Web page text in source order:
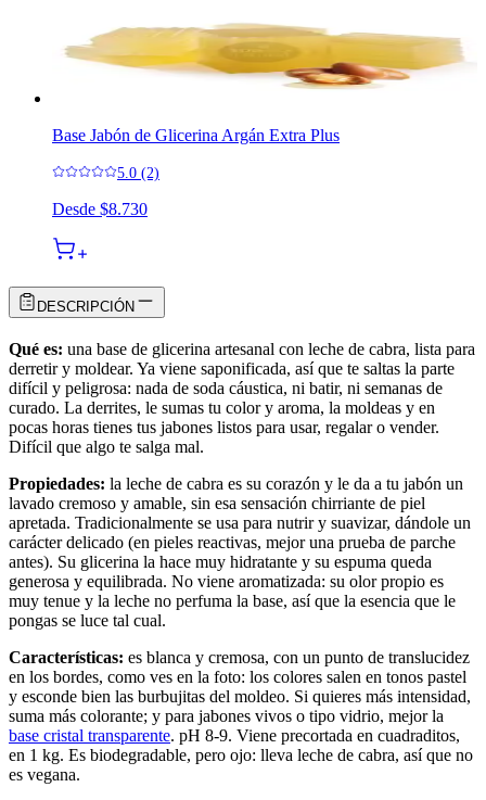
Base Jabón de Glicerina Argán Extra Plus
5.0 (2)
Desde $8.730
DESCRIPCIÓN
Qué es: una base de glicerina artesanal con leche de cabra, lista para
derretir y moldear. Ya viene saponificada, así que te saltas la parte
difícil y peligrosa: nada de soda cáustica, ni batir, ni semanas de
curado. La derrites, le sumas tu color y aroma, la moldeas y en
pocas horas tienes tus jabones listos para usar, regalar o vender.
Difícil que algo te salga mal.
Propiedades: la leche de cabra es su corazón y le da a tu jabón un
lavado cremoso y amable, sin esa sensación chirriante de piel
apretada. Tradicionalmente se usa para nutrir y suavizar, dándole un
carácter delicado (en pieles reactivas, mejor una prueba de parche
antes). Su glicerina la hace muy hidratante y su espuma queda
generosa y equilibrada. No viene aromatizada: su olor propio es
muy tenue y la leche no perfuma la base, así que la esencia que le
pongas se luce tal cual.
Características: es blanca y cremosa, con un punto de translucidez
en los bordes, como ves en la foto: los colores salen en tonos pastel
y esconde bien las burbujitas del moldeo. Si quieres más intensidad,
suma más colorante; y para jabones vivos o tipo vidrio, mejor la
base cristal transparente. pH 8-9. Viene precortada en cuadraditos,
en 1 kg. Es biodegradable, pero ojo: lleva leche de cabra, así que no
es vegana.